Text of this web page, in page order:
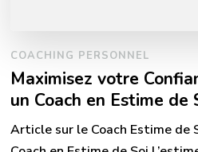
COACHING PERSONNEL
Maximisez votre
un Coach en Estime de
Article sur le Coach Estime de